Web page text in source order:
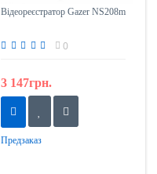
Відеореєстратор Gazer NS208m
0
3 147грн.
Предзаказ